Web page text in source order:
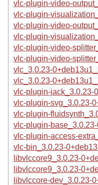
vlc-plugin-video-
vlc-plugin-
vlc-plugin-video-
vlc-plugin-
vlc-plugin-video-
vlc-plugin-video-
vlc_3.0.23-
vlc_3.0.23-
vlc-plugin-jack_3.0.23-
vlc-plugin-svg_3.0.23-
vlc-plugin-
vlc-plugin-
vlc-plugin-access-
vlc-bin_3.0.23-
libvlccore9_3.0.23-
libvlccore9_3.0.23-
libvlccore-dev_3.0.23-